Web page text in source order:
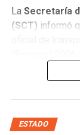
La Secretaría
(SCT) informó
usuarios con
consolidación y
ESTADO